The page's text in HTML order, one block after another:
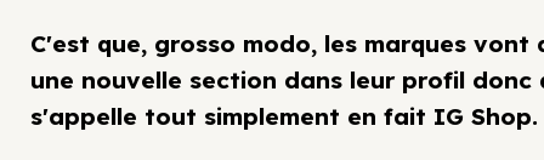
C'est que, grosso modo, les marques vont
une nouvelle section dans leur profil donc
s'appelle tout simplement en fait IG Shop.